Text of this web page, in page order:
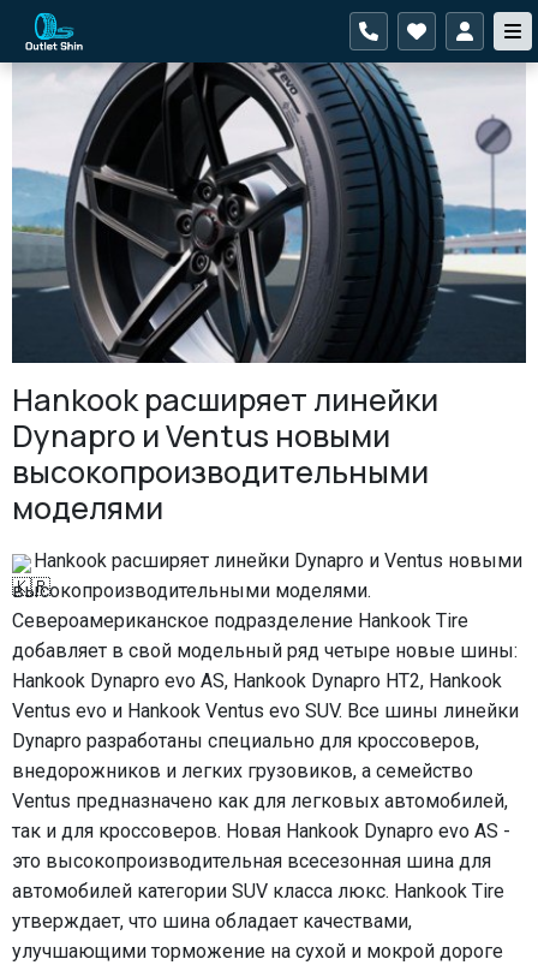
Hankook расширяет линейки
Dynapro и Ventus новыми
высокопроизводительными
моделями
Hankook расширяет линейки Dynapro и Ventus новыми
высокопроизводительными моделями.
Североамериканское подразделение Hankook Tire
добавляет в свой модельный ряд четыре новые шины:
Hankook Dynapro evo AS, Hankook Dynapro HT2, Hankook
Ventus evo и Hankook Ventus evo SUV. Все шины линейки
Dynapro разработаны специально для кроссоверов,
внедорожников и легких грузовиков, а семейство
Ventus предназначено как для легковых автомобилей,
так и для кроссоверов. Новая Hankook Dynapro evo AS -
это высокопроизводительная всесезонная шина для
автомобилей категории SUV класса люкс. Hankook Tire
утверждает, что шина обладает качествами,
улучшающими торможение на сухой и мокрой дороге